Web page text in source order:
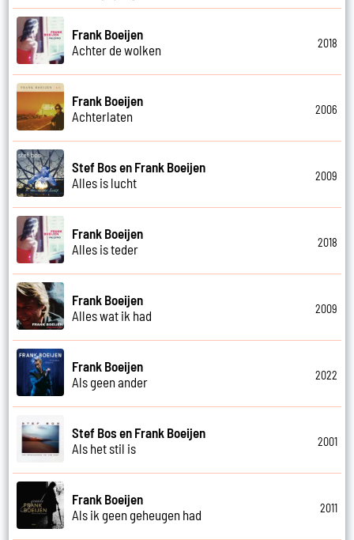
Frank Boeijen
Achter de wolken
2018
Frank Boeijen
Achterlaten
2006
Stef Bos en Frank Boeijen
Alles is lucht
2009
Frank Boeijen
Alles is teder
2018
Frank Boeijen
Alles wat ik had
2009
Frank Boeijen
Als geen ander
2022
Stef Bos en Frank Boeijen
Als het stil is
2001
Frank Boeijen
Als ik geen geheugen had
2011